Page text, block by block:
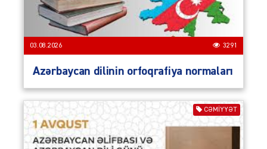
03.08.2026 3291
Azərbaycan dilinin orfoqrafiya normaları
CƏMIYYƏT